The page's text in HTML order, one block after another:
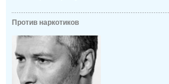
Против наркотиков